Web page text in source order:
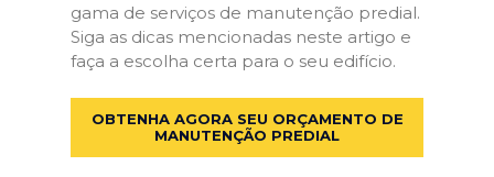
gama de serviços de manutenção predial.
Siga as dicas mencionadas neste artigo e
faça a escolha certa para o seu edifício.
OBTENHA AGORA SEU ORÇAMENTO DE
MANUTENÇÃO PREDIAL